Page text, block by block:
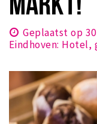
Restaurants en
Hotels
Eindhovense
Te koop en te huur
Winkels
Geplaatst op
Eindhoven: Hotel,